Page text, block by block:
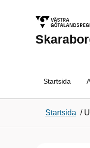
Startsida
Startsida /